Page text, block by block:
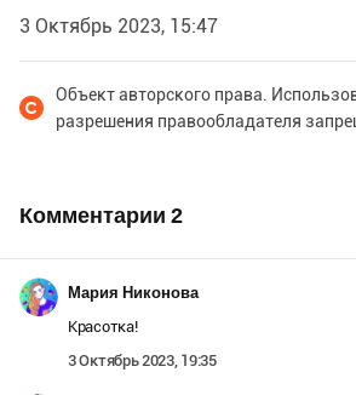
3 Октябрь 2023, 15:47
Объект авторского права.
разрешения правообладателя
Комментарии 2
Мария Никонова
Красотка!
3 Октябрь 2023, 19:35